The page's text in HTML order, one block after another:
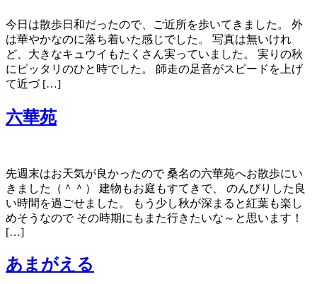
今日は散歩日和だったので、ご近所を歩いてきました。 外
は華やかなのに落ち着いた感じでした。 写真は無いけれ
ど、大きなキュウイもたくさん実っていました。 実りの秋
にピッタリのひと時でした。 師走の足音がスピードを上げ
て近づ […]
六華苑
先週末はお天気が良かったので 桑名の六華苑へお散歩にい
きました（＾＾） 建物もお庭もすてきで、 のんびりした良
い時間を過ごせました。 もう少し秋が深まると紅葉も楽し
めそうなので その時期にもまた行きたいな～と思います！
[…]
あまがえる